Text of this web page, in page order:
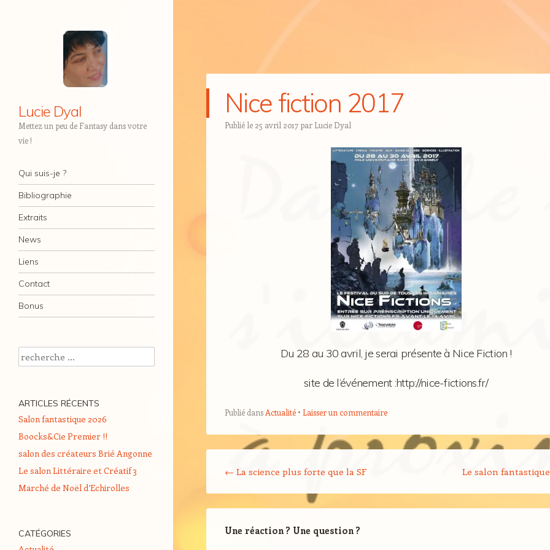
Lucie Dyal
Mettez un peu de Fantasy dans votre
vie !
Navigation
Aller au contenu
Qui suis-je ?
Bibliographie
Extraits
News
Liens
Contact
Bonus
Nice fiction 2017
Publié le 25 avril 2017 par Lucie Dyal
Du 28 au 30 avril, je serai présente à Nice Fiction !
site de l’événement :http://nice-fictions.fr/
Publié dans Actualité Laisser un commentaire
← La science plus forte que la SF Le salon
Une réaction ? Une question ?
Recherche
ARTICLES RÉCENTS
Salon fantastique 2026
Boocks&Cie Premier !!
salon des créateurs Brié Angonne
Le salon Littéraire et Créatif 3
Marché de Noël d’Echirolles
CATÉGORIES